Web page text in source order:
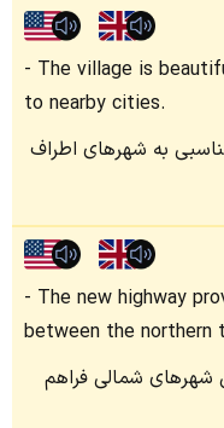
The village is
to nearby cities.
به شهرهای اطراف
The new highway
between the northern
شهرهای شمالی فراهم